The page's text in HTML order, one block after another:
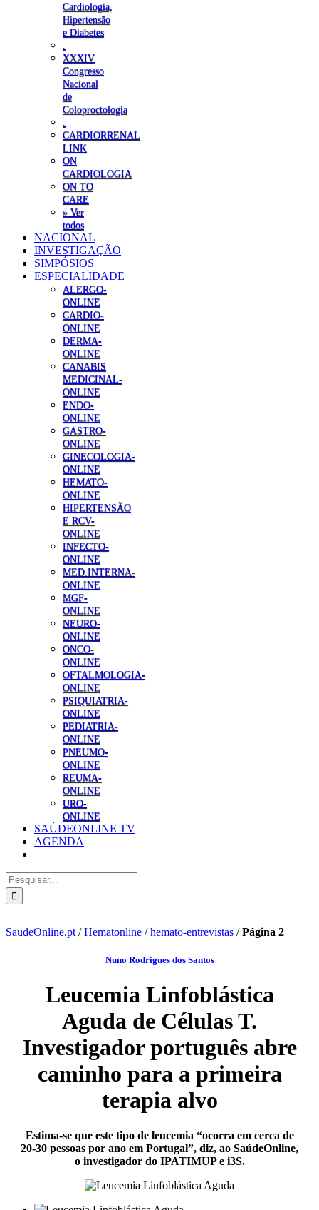
Cardiologia,
Hipertensão
e Diabetes
XXXIV
Congresso
Nacional
de
Coloproctologia
CARDIORRENAL
LINK
ON
CARDIOLOGIA
ON TO
CARE
» Ver
todos
NACIONAL
INVESTIGAÇÃO
SIMPÓSIOS
ESPECIALIDADE
ALERGO-
ONLINE
CARDIO-
ONLINE
DERMA-
ONLINE
CANABIS
MEDICINAL-
ONLINE
ENDO-
ONLINE
GASTRO-
ONLINE
GINECOLOGIA-
ONLINE
HEMATO-
ONLINE
HIPERTENSÃO
E RCV-
ONLINE
INFECTO-
ONLINE
MED.INTERNA-
ONLINE
MGF-
ONLINE
NEURO-
ONLINE
ONCO-
ONLINE
OFTALMOLOGIA-
ONLINE
PSIQUIATRIA-
ONLINE
PEDIATRIA-
ONLINE
PNEUMO-
ONLINE
REUMA-
ONLINE
URO-
ONLINE
SAÚDEONLINE TV
AGENDA
Pesquisar
SaudeOnline.pt /Hematonline /hemato-entrevistas /Página 2
Nuno Rodrigues dos Santos
Leucemia Linfoblástica
Aguda de Células T.
Investigador português abre
caminho para a primeira
terapia alvo
Estima-se que este tipo de leucemia “ocorra em cerca de
20-30 pessoas por ano em Portugal”, diz, ao SaúdeOnline,
o investigador do IPATIMUP e i3S.